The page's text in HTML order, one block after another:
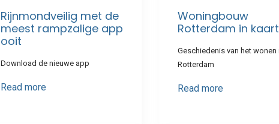
Rijnmondveilig met de
meest rampzalige app
ooit
Download de nieuwe app
Read more
Woningbouw
Rotterdam in kaart
Geschiedenis van het wonen
Rotterdam
Read more